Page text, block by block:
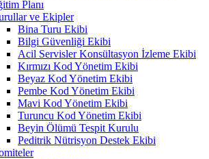
Planı
ve Ekipler
Bina Turu Ekibi
Bilgi Güvenliği Ekibi
Acil Servisler Konsültasyon İzleme Ekibi
Kırmızı Kod Yönetim Ekibi
Beyaz Kod Yönetim Ekibi
Pembe Kod Yönetim Ekibi
Mavi Kod Yönetim Ekibi
Turuncu Kod Yönetim Ekibi
Beyin Ölümü Tespit Kurulu
Peditrik Nütrisyon Destek Ekibi